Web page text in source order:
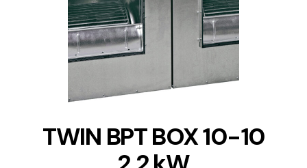
DETAILS
TWIN BPT BOX 10-10